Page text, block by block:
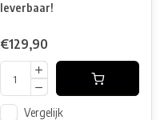
leverbaar!
€129,90
Vergelijk